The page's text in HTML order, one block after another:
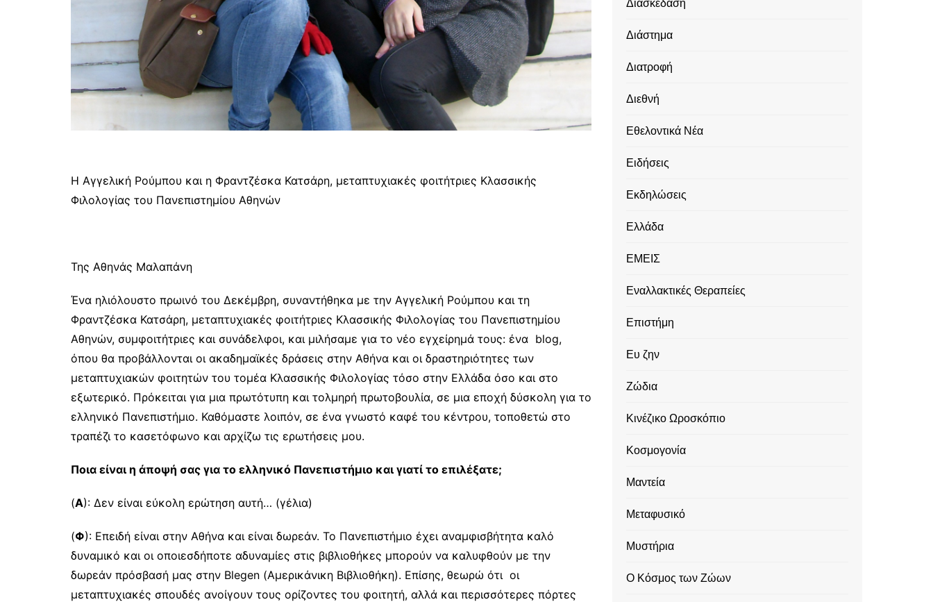
Η Αγγελική Ρούμπου και η Φραντζέσκα Κατσάρη, μεταπτυχιακές φοιτήτριες Κλασσικής
Φιλολογίας του Πανεπιστημίου Αθηνών
Της Αθηνάς Μαλαπάνη
Ένα ηλιόλουστο πρωινό του Δεκέμβρη, συναντήθηκα με την Αγγελική Ρούμπου και τη
Φραντζέσκα Κατσάρη, μεταπτυχιακές φοιτήτριες Κλασσικής Φιλολογίας του Πανεπιστημίου
Αθηνών, συμφοιτήτριες και συνάδελφοι, και μιλήσαμε για το νέο εγχείρημά τους: ένα blog,
όπου θα προβάλλονται οι ακαδημαϊκές δράσεις στην Αθήνα και οι δραστηριότητες των
μεταπτυχιακών φοιτητών του τομέα Κλασσικής Φιλολογίας τόσο στην Ελλάδα όσο και στο
εξωτερικό. Πρόκειται για μια πρωτότυπη και τολμηρή πρωτοβουλία, σε μια εποχή δύσκολη για το
ελληνικό Πανεπιστήμιο. Καθόμαστε λοιπόν, σε ένα γνωστό καφέ του κέντρου, τοποθετώ στο
τραπέζι το κασετόφωνο και αρχίζω τις ερωτήσεις μου.
Ποια είναι η άποψή σας για το ελληνικό Πανεπιστήμιο και γιατί το επιλέξατε;
(Α): Δεν είναι εύκολη ερώτηση αυτή… (γέλια)
(Φ): Επειδή είναι στην Αθήνα και είναι δωρεάν. Το Πανεπιστήμιο έχει αναμφισβήτητα καλό
δυναμικό και οι οποιεσδήποτε αδυναμίες στις βιβλιοθήκες μπορούν να καλυφθούν με την
δωρεάν πρόσβασή μας στην Blegen (Αμερικάνικη Βιβλιοθήκη). Επίσης, θεωρώ ότι οι
μεταπτυχιακές σπουδές ανοίγουν τους ορίζοντες του φοιτητή, αλλά και περισσότερες πόρτες
Διασκέδαση
Διάστημα
Διατροφή
Διεθνή
Εθελοντικά Νέα
Ειδήσεις
Εκδηλώσεις
Ελλάδα
ΕΜΕΙΣ
Εναλλακτικές Θεραπείες
Επιστήμη
Ευ ζην
Ζώδια
Κινέζικο Ωροσκόπιο
Κοσμογονία
Μαντεία
Μεταφυσικό
Μυστήρια
Ο Κόσμος των Ζώων